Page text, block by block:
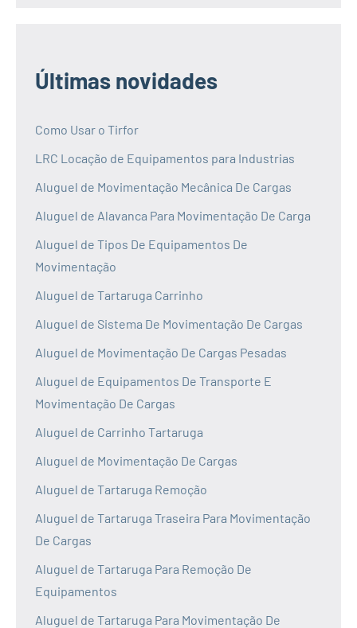
Últimas novidades
Como Usar o Tirfor
LRC Locação de Equipamentos para Industrias
Aluguel de Movimentação Mecânica De Cargas
Aluguel de Alavanca Para Movimentação De Carga
Aluguel de Tipos De Equipamentos De
Movimentação
Aluguel de Tartaruga Carrinho
Aluguel de Sistema De Movimentação De Cargas
Aluguel de Movimentação De Cargas Pesadas
Aluguel de Equipamentos De Transporte E
Movimentação De Cargas
Aluguel de Carrinho Tartaruga
Aluguel de Movimentação De Cargas
Aluguel de Tartaruga Remoção
Aluguel de Tartaruga Traseira Para Movimentação
De Cargas
Aluguel de Tartaruga Para Remoção De
Equipamentos
Aluguel de Tartaruga Para Movimentação De